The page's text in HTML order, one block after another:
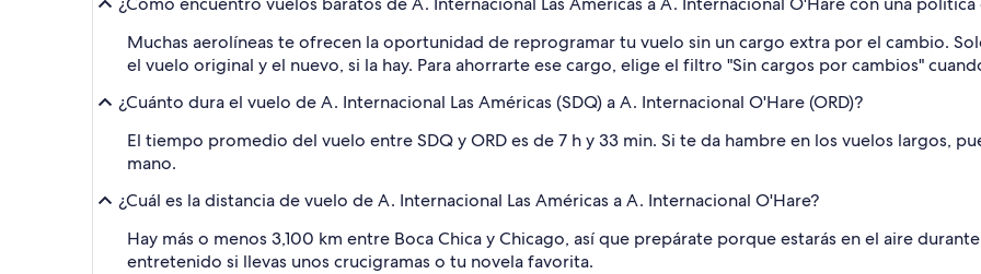
Muchas aerolíneas te ofrecen la oportunidad de reprogramar tu vuelo sin un cargo extra por el cambio.
el vuelo original y el nuevo, si la hay. Para ahorrarte ese cargo, elige el filtro "Sin cargos por cambios"
¿Cuánto dura el vuelo de A. Internacional Las Américas (SDQ) a A. Internacional O'Hare (ORD)?
El tiempo promedio del vuelo entre SDQ y ORD es de 7 h y 33 min. Si te da hambre en los vuelos largos,
mano.
¿Cuál es la distancia de vuelo de A. Internacional Las Américas a A. Internacional O'Hare?
Hay más o menos 3,100 km entre Boca Chica y Chicago, así que prepárate porque estarás en el aire
entretenido si llevas unos crucigramas o tu novela favorita.